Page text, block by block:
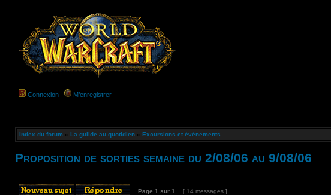
-
Connexion M’enregistrer
Index du forum » La guilde au quotidien » Excursions et évènements
Proposition de sorties semaine du 2/08/06 au 9/08/06
Page 1 sur 1 [ 14 messages ]